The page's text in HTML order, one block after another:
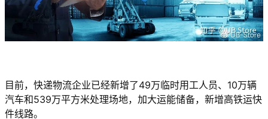
目前，快递物流企业已经新增了49万临时用工人员、10万辆
汽车和539万平方米处理场地，加大运能储备，新增高铁运快
件线路。